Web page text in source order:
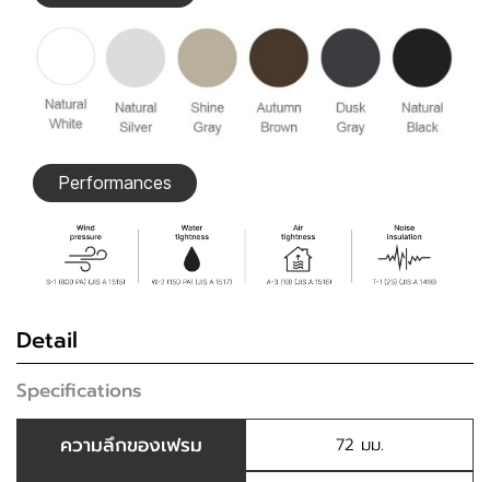
Performances
Detail
Specifications
ความลึกของเฟรม
72 มม.